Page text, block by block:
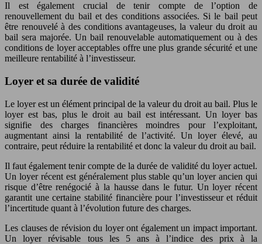
Il est également crucial de tenir compte de l’option de
renouvellement du bail et des conditions associées. Si le bail peut
être renouvelé à des conditions avantageuses, la valeur du droit au
bail sera majorée. Un bail renouvelable automatiquement ou à des
conditions de loyer acceptables offre une plus grande sécurité et une
meilleure rentabilité à l’investisseur.
Loyer et sa durée de validité
Le loyer est un élément principal de la valeur du droit au bail. Plus le
loyer est bas, plus le droit au bail est intéressant. Un loyer bas
signifie des charges financières moindres pour l’exploitant,
augmentant ainsi la rentabilité de l’activité. Un loyer élevé, au
contraire, peut réduire la rentabilité et donc la valeur du droit au bail.
Il faut également tenir compte de la durée de validité du loyer actuel.
Un loyer récent est généralement plus stable qu’un loyer ancien qui
risque d’être renégocié à la hausse dans le futur. Un loyer récent
garantit une certaine stabilité financière pour l’investisseur et réduit
l’incertitude quant à l’évolution future des charges.
Les clauses de révision du loyer ont également un impact important.
Un loyer révisable tous les 5 ans à l’indice des prix à la